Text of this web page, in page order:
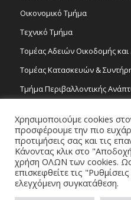
Οικονομικό Τμήμα
Τεχνικό Τμήμα
Τομέας Αδειών Οικοδομής και
Τομέας Κατασκευών &
Τμήμα Περιβαλλοντικής
Τομέας Γραμμάτων και Τεχνών
Τροχονομία
Χρησιμοποιούμε cookies
προσφέρουμε την πιο
προτιμήσεις σας και τις
Κάνοντας κλικ στο
χρήση ΟΛΩΝ των cookies.
επισκεφθείτε τις
ελεγχόμενη συγκατάθεση.